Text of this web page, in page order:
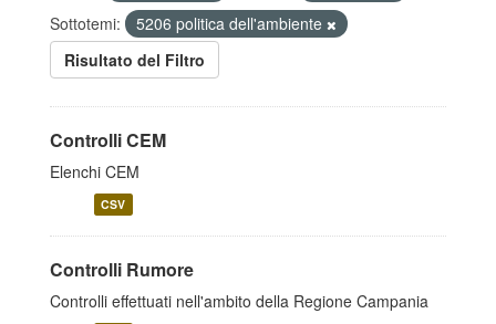
Sottotemi:
5206 politica dell'ambiente
Risultato del Filtro
Controlli CEM
Elenchi CEM
CSV
Controlli Rumore
Controlli effettuati nell'ambito della Regione Campania